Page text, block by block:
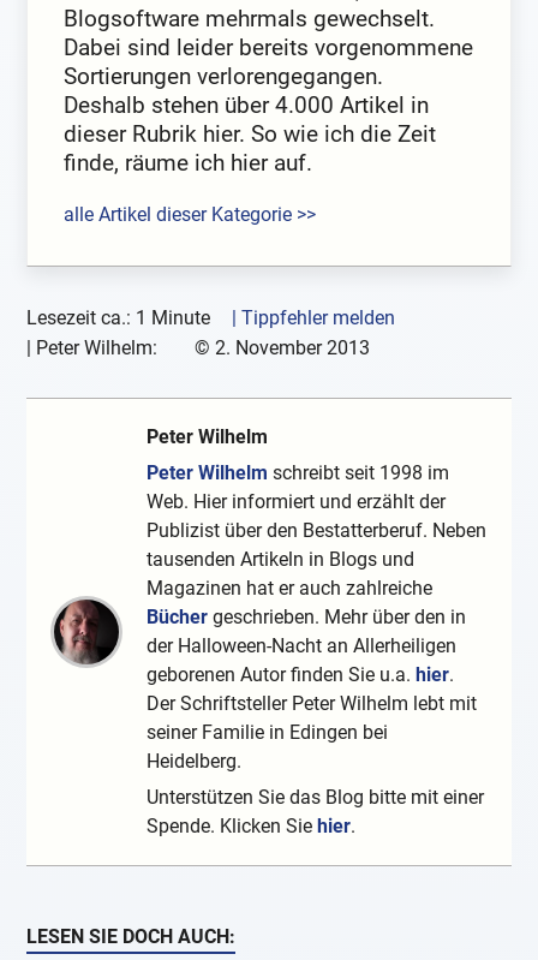
Blogsoftware mehrmals gewechselt.
Dabei sind leider bereits vorgenommene
Sortierungen verlorengegangen.
Deshalb stehen über 4.000 Artikel in
dieser Rubrik hier. So wie ich die Zeit
finde, räume ich hier auf.
alle Artikel dieser Kategorie >>
Lesezeit ca.: 1 Minute
| Tippfehler melden
Peter Wilhelm: © 2. November 2013
Peter Wilhelm
Peter Wilhelm schreibt seit 1998 im
Web. Hier informiert und erzählt der
Publizist über den Bestatterberuf. Neben
tausenden Artikeln in Blogs und
Magazinen hat er auch zahlreiche
Bücher geschrieben. Mehr über den in
der Halloween-Nacht an Allerheiligen
geborenen Autor finden Sie u.a. hier.
Der Schriftsteller Peter Wilhelm lebt mit
seiner Familie in Edingen bei
Heidelberg.
Unterstützen Sie das Blog bitte mit einer
Spende. Klicken Sie hier.
LESEN SIE DOCH AUCH: